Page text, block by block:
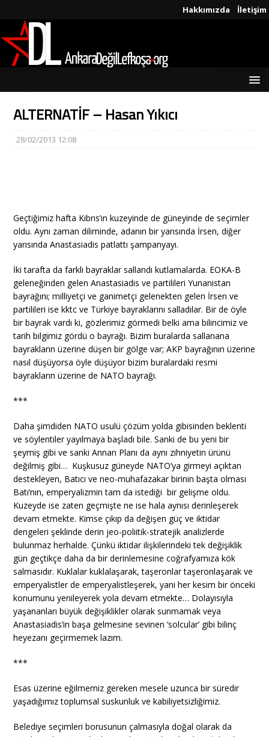
Hakkımızda İletişim
ALTERNATİF – Hasan Yıkıcı
28/02/2013 12:08
Geçtiğimiz hafta Kıbrıs’ın kuzeyinde de güneyinde de seçimler
oldu. Aynı zaman diliminde, adanın bir yarısında İrsen, diğer
yarısında Anastasiadis patlattı şampanyayı.
İki tarafta da farklı bayraklar sallandı kutlamalarda. EOKA-B
geleneğinden gelen Anastasiadis ve partilileri Yunanistan
bayrağını; milliyetçi ve ganimetçi gelenekten gelen İrsen ve
partilileri ise kktc ve Türkiye bayraklarını salladılar. Bir de öyle
bir bayrak vardı ki, gözlerimiz görmedi belki ama bilincimiz ve
tarih bilgimiz gördü o bayrağı. Bizim buralarda sallanana
bayrakların üzerine düşen bir gölge var; AKP bayrağının üzerine
nasıl düşüyorsa öyle düşüyor bizim buralardaki resmi
bayrakların üzerine de NATO bayrağı.
***
Daha şimdiden NATO usulü çözüm yolda gibisinden beklenti
ve söylentiler yayılmaya başladı bile. Sanki de bu yeni bir
şeymiş gibi ve sanki Annan Planı da aynı zihniyetin ürünü
değilmiş gibi… Kuşkusuz güneyde NATO’ya girmeyi açıktan
destekleyen, Batıcı ve neo-muhafazakar birinin başta olması
Batı’nın, emperyalizmin tam da istediği bir gelişme oldu.
Kuzeyde ise zaten geçmişte ne ise hala aynısı derinleşerek
devam etmekte. Kimse çıkıp da değişen güç ve iktidar
dengeleri şeklinde derin jeo-poliitik-stratejik analizlerde
bulunmaz herhalde. Çünkü iktidar ilişkilerindeki tek değişiklik
gün geçtikçe daha da bir derinlemesine coğrafyamıza kök
salmasıdır. Kuklalar kuklalaşarak, taşeronlar taşeronlaşarak ve
emperyalistler de emperyalistleşerek, yani her kesim bir önceki
konumunu yenileyerek yola devam etmekte… Dolayısıyla
yaşananları büyük değişiklikler olarak sunmamak veya
Anastasiadis’in başa gelmesine sevinen ‘solcular’ gibi bilinç
heyezanı geçirmemek lazım.
***
Esas üzerine eğilmemiz gereken mesele uzunca bir süredir
yaşadığımız toplumsal suskunluk ve kabiliyetsizliğimiz.
Belediye seçimleri borusunun çalmasıyla doğal olarak da